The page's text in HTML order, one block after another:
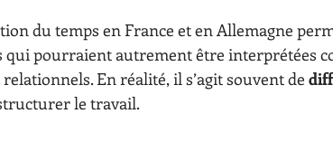
du temps en France et en Allemagne
qui pourraient autrement être interprétées
En réalité, il s’agit souvent de
le travail.